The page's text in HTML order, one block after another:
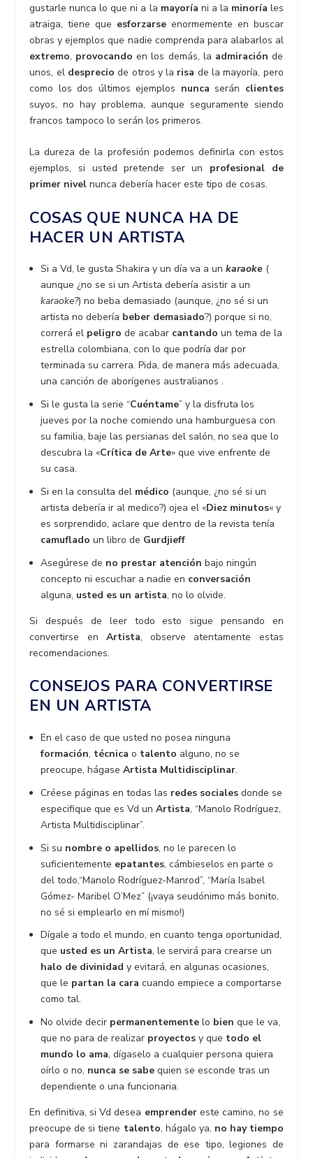
gustarle nunca lo que ni a la mayoría ni a la minoría les
atraiga, tiene que esforzarse enormemente en buscar
obras y ejemplos que nadie comprenda para alabarlos al
extremo, provocando en los demás, la admiración de
unos, el desprecio de otros y la risa de la mayoría, pero
como los dos últimos ejemplos nunca serán clientes
suyos, no hay problema, aunque seguramente siendo
francos tampoco lo serán los primeros.
La dureza de la profesión podemos definirla con estos
ejemplos, si usted pretende ser un profesional de
primer nivel nunca debería hacer este tipo de cosas.
COSAS QUE NUNCA HA DE
HACER UN ARTISTA
Si a Vd, le gusta Shakira y un día va a unkaraoke (
aunque ¿no se si un Artista debería asistir a un
karaoke?) no beba demasiado (aunque, ¿no sé si un
artista no debería beber demasiado?) porque si no,
correrá el peligro de acabar cantando un tema de la
estrella colombiana, con lo que podría dar por
terminada su carrera. Pida, de manera más adecuada,
una canción de aborígenes australianos .
Si le gusta la serie “Cuéntame” y la disfruta los
jueves por la noche comiendo una hamburguesa con
su familia, baje las persianas del salón, no sea que lo
descubra la «Crítica de Arte» que vive enfrente de
su casa.
Si en la consulta del médico (aunque, ¿no sé si un
artista debería ir al medico?) ojea el «Diez minutos« y
es sorprendido, aclare que dentro de la revista tenía
camuflado un libro de Gurdjieff
Asegúrese de no prestar atención bajo ningún
concepto ni escuchar a nadie en conversación
alguna, usted es un artista, no lo olvide.
Si después de leer todo esto sigue pensando en
convertirse en Artista, observe atentamente estas
recomendaciones.
CONSEJOS PARA CONVERTIRSE
EN UN ARTISTA
En el caso de que usted no posea ninguna
formación, técnica o talento alguno, no se
preocupe, hágaseArtista Multidisciplinar.
Créese páginas en todas las redes sociales donde se
especifique que es Vd unArtista, “Manolo Rodríguez,
Artista Multidisciplinar”.
Si su nombre o apellidos, no le parecen lo
suficientemente epatantes, cámbieselos en parte o
del todo,“Manolo Rodríguez-Manrod”, “María Isabel
Gómez- Maribel O’Mez” (¡vaya seudónimo más bonito,
no sé si emplearlo en mí mismo!)
Dígale a todo el mundo, en cuanto tenga oportunidad,
que usted es un Artista, le servirá para crearse un
halo de divinidad y evitará, en algunas ocasiones,
que le partan la cara cuando empiece a comportarse
como tal.
No olvide decir permanentemente lo bien que le va,
que no para de realizar proyectos y que todo el
mundo lo ama, dígaselo a cualquier persona quiera
oírlo o no, nunca se sabe quien se esconde tras un
dependiente o una funcionaria.
En definitiva, si Vd desea emprendereste camino, no se
preocupe de si tiene talento, hágalo ya, no hay tiempo
para formarse ni zarandajas de ese tipo, legiones de